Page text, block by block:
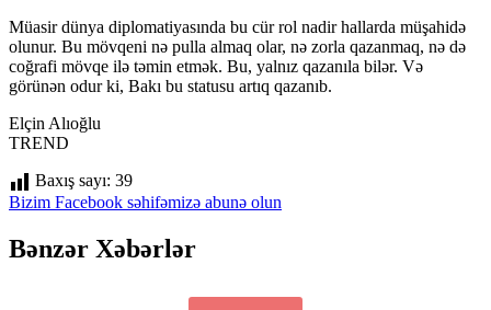
Müasir dünya diplomatiyasında bu cür rol nadir hallarda müşahidə
olunur. Bu mövqeni nə pulla almaq olar, nə zorla qazanmaq, nə də
coğrafi mövqe ilə təmin etmək. Bu, yalnız qazanıla bilər. Və
görünən odur ki, Bakı bu statusu artıq qazanıb.
Elçin Alıoğlu
TREND
Baxış sayı: 39
Bizim Facebook səhifəmizə abunə olun
Bənzər Xəbərlər